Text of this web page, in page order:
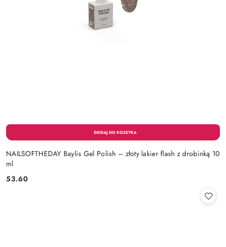
NAILSOFTHEDAY Baylis Gel Polish – złoty lakier flash z drobinką 10
ml
Cena:
53.60